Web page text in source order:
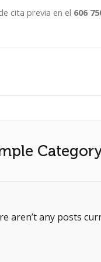
cita previa en el 606
aren’t any posts